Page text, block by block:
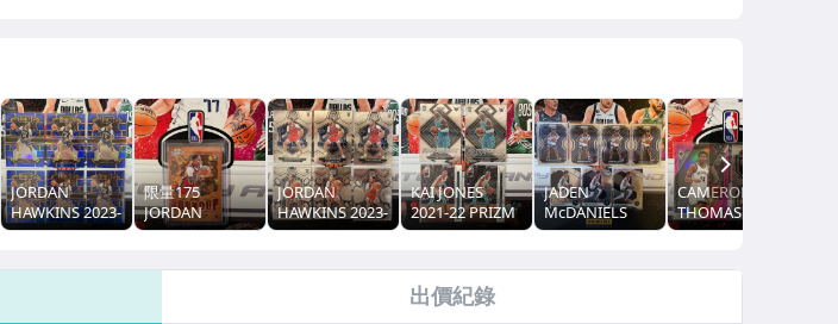
JORDAN
HAWKINS 2023-
24 SELECT 藍亮
限量175
JORDAN
HAWKINS 2023-
CONTENDERS
JORDAN
HAWKINS 2023-
24 MOSAIC RC
KAI JONES
2021-22 PRIZM
特卡
新人 RC
JADEN
McDANIELS
2020-21
RC 新人 灰狼板
CAMERON
THOMAS 2021-
22 PRIZM
人
出價紀錄